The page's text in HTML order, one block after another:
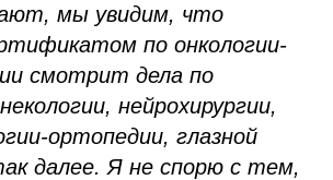
мы увидим, что
по онкологии-
смотрит дела по
нейрохирургии,
ортопедии, глазной
далее. Я не спорю с тем,